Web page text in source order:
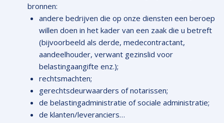
bronnen:
andere bedrijven die op onze diensten een beroep
willen doen in het kader van een zaak die u betreft
(bijvoorbeeld als derde, medecontractant,
aandeelhouder, verwant gezinslid voor
belastingaangifte enz.);
rechtsmachten;
gerechtsdeurwaarders of notarissen;
de belastingadministratie of sociale administratie;
de klanten/leveranciers…